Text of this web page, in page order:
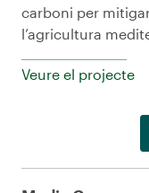
carboni per
l’agricultura
Veure el projecte